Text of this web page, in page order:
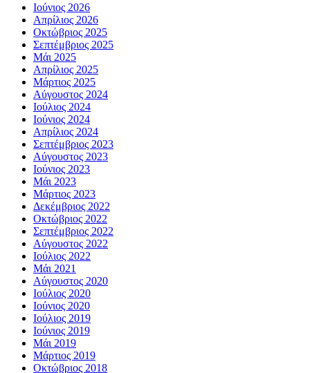
Ιούνιος 2026
Απρίλιος 2026
Οκτώβριος 2025
Σεπτέμβριος 2025
Μάι 2025
Απρίλιος 2025
Μάρτιος 2025
Αύγουστος 2024
Ιούλιος 2024
Ιούνιος 2024
Απρίλιος 2024
Σεπτέμβριος 2023
Αύγουστος 2023
Ιούνιος 2023
Μάι 2023
Μάρτιος 2023
Δεκέμβριος 2022
Οκτώβριος 2022
Σεπτέμβριος 2022
Αύγουστος 2022
Ιούλιος 2022
Μάι 2021
Αύγουστος 2020
Ιούλιος 2020
Ιούνιος 2020
Ιούλιος 2019
Ιούνιος 2019
Μάι 2019
Μάρτιος 2019
Οκτώβριος 2018